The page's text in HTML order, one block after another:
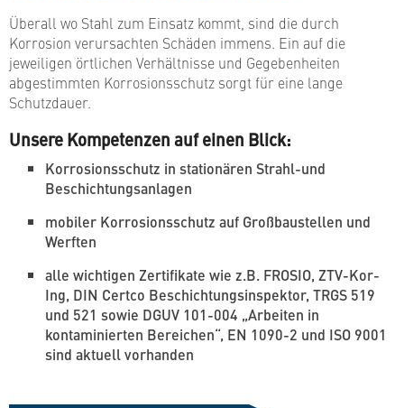
Überall wo Stahl zum Einsatz kommt, sind die durch
Korrosion verursachten Schäden immens. Ein auf die
jeweiligen örtlichen Verhältnisse und Gegebenheiten
abgestimmten Korrosionsschutz sorgt für eine lange
Schutzdauer.
Unsere Kompetenzen auf einen Blick:
Korrosionsschutz in stationären Strahl-und
Beschichtungsanlagen
mobiler Korrosionsschutz auf Großbaustellen und
Werften
alle wichtigen Zertifikate wie z.B. FROSIO, ZTV-Kor-
Ing, DIN Certco Beschichtungsinspektor, TRGS 519
und 521 sowie DGUV 101-004 „Arbeiten in
kontaminierten Bereichen“, EN 1090-2 und ISO 9001
sind aktuell vorhanden